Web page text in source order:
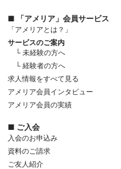
■ 「アメリア」会員サービス
「アメリアとは？」
サービスのご案内
└ 未経験の方へ
└ 経験者の方へ
求人情報をすべて見る
アメリア会員インタビュー
アメリア会員の実績
■ ご入会
入会のお申込み
資料のご請求
ご友人紹介